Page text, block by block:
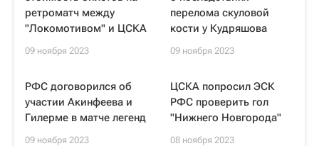
ретроматч между
"Локомотивом" и ЦСКА
09 ноября 2023
перелома скуловой
кости у Кудряшова
09 ноября 2023
РФС договорился об
участии Акинфеева и
Гилерме в матче легенд
09 ноября 2023
ЦСКА попросил ЭСК
РФС проверить гол
"Нижнего Новгорода"
08 ноября 2023